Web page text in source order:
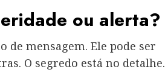
ou alerta?
mensagem. Ele pode ser
O segredo está no detalhe.